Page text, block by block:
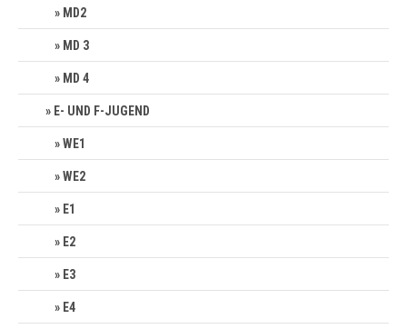
MD2
MD 3
MD 4
E- UND F-JUGEND
WE1
WE2
E1
E2
E3
E4